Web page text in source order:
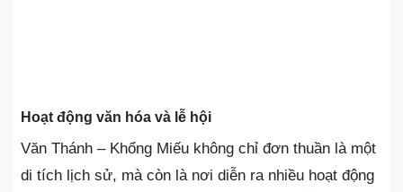
Hoạt động văn hóa và lễ hội
Văn Thánh – Khổng Miếu không chỉ đơn thuần là một
di tích lịch sử, mà còn là nơi diễn ra nhiều hoạt động